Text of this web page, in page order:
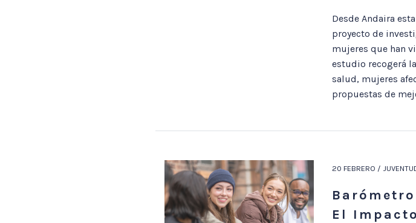
Desde Andaira
proyecto de
mujeres que han
estudio recogerá
salud, mujeres
propuestas de
20 FEBRERO /
El